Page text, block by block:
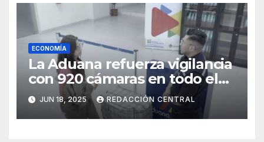
ECONOMÍA
La Aduana refuerza vigilancia
con 920 cámaras en todo el
país
JUN 18, 2025 REDACCIÓN CENTRAL